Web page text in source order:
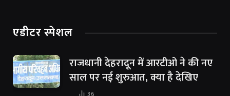
एडीटर स्पेशल
राजधानी देहरादून में आरटीओ ने की नए
साल पर नई शुरुआत, क्या है देखिए
36